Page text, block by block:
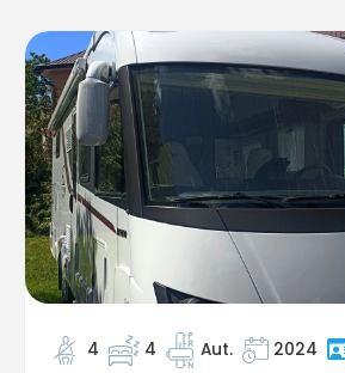
4 4 Aut. 2024